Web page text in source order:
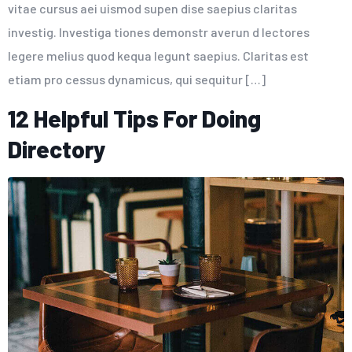
vitae cursus aei uismod supen dise saepius claritas
investig. Investiga tiones demonstr averun d lectores
legere melius quod kequa legunt saepius. Claritas est
etiam pro cessus dynamicus, qui sequitur […]
12 Helpful Tips For Doing
Directory